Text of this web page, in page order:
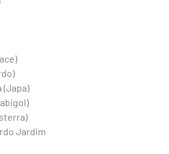
(Japa)
Jardim